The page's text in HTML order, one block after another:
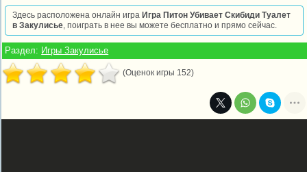
Здесь расположена онлайн игра Игра Питон Убивает Скибиди Туалет
в Закулисье, поиграть в нее вы можете бесплатно и прямо сейчас.
Раздел: Игры Закулисье
(Оценок игры 152)